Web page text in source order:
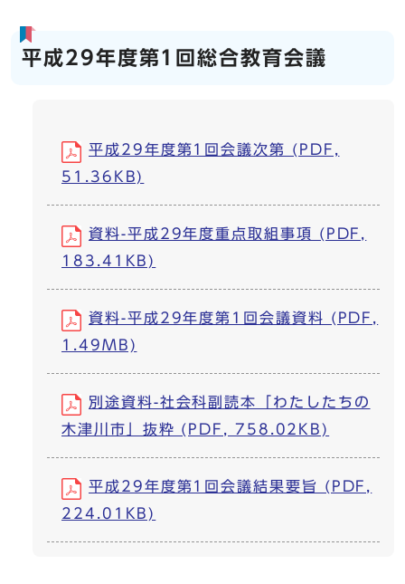
平成29年度第1回総合教育会議
平成29年度第1回会議次第 (PDF,
51.36KB)
資料-平成29年度重点取組事項 (PDF,
183.41KB)
資料-平成29年度第1回会議資料 (PDF,
1.49MB)
別途資料-社会科副読本「わたしたちの
木津川市」抜粋 (PDF, 758.02KB)
平成29年度第1回会議結果要旨 (PDF,
224.01KB)